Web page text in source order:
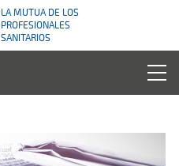
LA MUTUA DE LOS
PROFESIONALES
SANITARIOS